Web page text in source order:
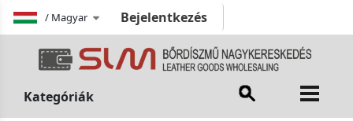
/ Magyar Bejelentkezés
Kategóriák